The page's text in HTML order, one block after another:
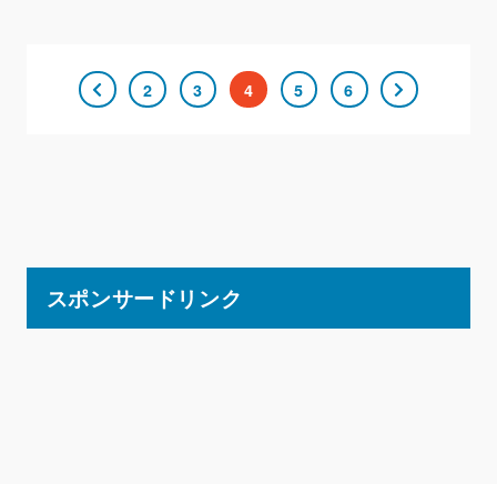
2 3 4 5 6
スポンサードリンク